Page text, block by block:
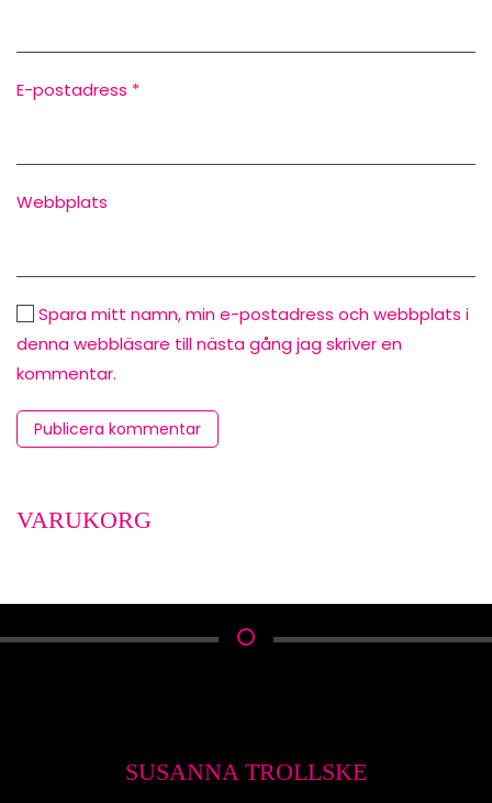
E-postadress *
Webbplats
Spara mitt namn, min e-postadress och webbplats i
denna webbläsare till nästa gång jag skriver en
kommentar.
Publicera kommentar
VARUKORG
SUSANNA TROLLSKE